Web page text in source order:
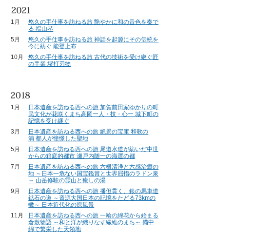
1月
悠久の手仕事を訪ねる旅 艶やかに和の音色を奏で
る 福山琴
5月
悠久の手仕事を訪ねる旅 神話を起源にその伝統を
今に紡ぐ 能登上布
10月
悠久の手仕事を訪ねる旅 古代の技術を受け継ぐ匠
の手業 堺打刃物
1月
日本遺産を訪ねる西への旅 加賀前田家ゆかりの町
民文化が花咲くまち高岡ー人・技・心ー 城下町の
記憶を受け継ぐ
3月
日本遺産を訪ねる西への旅 絶景の宝庫 和歌の
浦 都人が憧憬した聖地
5月
日本遺産を訪ねる西への旅 尾道水道が紡いだ中世
からの箱庭的都市 瀬戸内随一の海運の都
7月
日本遺産を訪ねる西への旅 六根清浄と六感治癒の
地 ～日本一危ない国宝鑑賞と世界屈指のラドン泉
～ 山岳修験の霊山と癒しの湯
9月
日本遺産を訪ねる西への旅 播但貫く、銀の馬車道
鉱石の道 ～資源大国日本の記憶をたどる73kmの
轍～ 日本近代化の原風景
11月
日本遺産を訪ねる西への旅 一輪の綿花から始まる
倉敷物語 ～和と洋が織りなす繊維のまち～ 備中
綿で繁栄した天領地